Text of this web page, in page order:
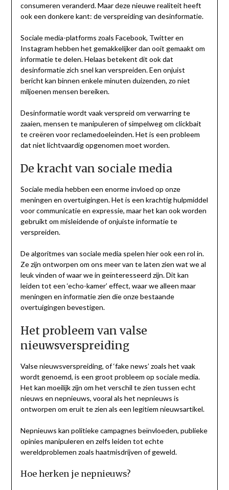
consumeren veranderd. Maar deze nieuwe realiteit heeft
ook een donkere kant: de verspreiding van desinformatie.
Sociale media-platforms zoals Facebook, Twitter en
Instagram hebben het gemakkelijker dan ooit gemaakt om
informatie te delen. Helaas betekent dit ook dat
desinformatie zich snel kan verspreiden. Een onjuist
bericht kan binnen enkele minuten duizenden, zo niet
miljoenen mensen bereiken.
Desinformatie wordt vaak verspreid om verwarring te
zaaien, mensen te manipuleren of simpelweg om clickbait
te creëren voor reclamedoeleinden. Het is een probleem
dat niet lichtvaardig opgenomen moet worden.
De kracht van sociale media
Sociale media hebben een enorme invloed op onze
meningen en overtuigingen. Het is een krachtig hulpmiddel
voor communicatie en expressie, maar het kan ook worden
gebruikt om misleidende of onjuiste informatie te
verspreiden.
De algoritmes van sociale media spelen hier ook een rol in.
Ze zijn ontworpen om ons meer van te laten zien wat we al
leuk vinden of waar we in geïnteresseerd zijn. Dit kan
leiden tot een ‘echo-kamer’ effect, waar we alleen maar
meningen en informatie zien die onze bestaande
overtuigingen bevestigen.
Het probleem van valse
nieuwsverspreiding
Valse nieuwsverspreiding, of ‘fake news’ zoals het vaak
wordt genoemd, is een groot probleem op sociale media.
Het kan moeilijk zijn om het verschil te zien tussen echt
nieuws en nepnieuws, vooral als het nepnieuws is
ontworpen om eruit te zien als een legitiem nieuwsartikel.
Nepnieuws kan politieke campagnes beïnvloeden, publieke
opinies manipuleren en zelfs leiden tot echte
wereldproblemen zoals haatmisdrijven of geweld.
Hoe herken je nepnieuws?